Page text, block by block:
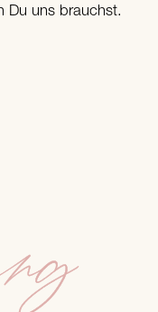
Du uns brauchst.